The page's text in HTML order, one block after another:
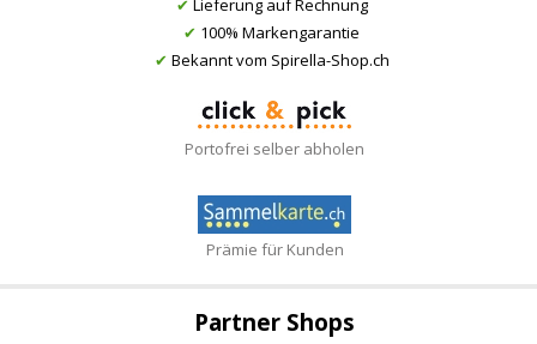
✔ Lieferung auf Rechnung
✔ 100% Markengarantie
✔ Bekannt vom Spirella-Shop.ch
Portofrei selber abholen
Prämie für Kunden
Partner Shops